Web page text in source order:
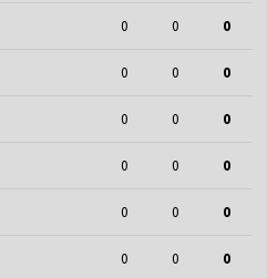
0 0 0
0 0 0
0 0 0
0 0 0
0 0 0
0 0 0